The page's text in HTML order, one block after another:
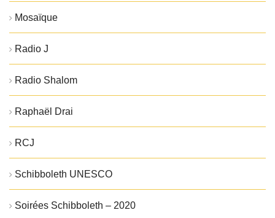
Mosaïque
Radio J
Radio Shalom
Raphaël Drai
RCJ
Schibboleth UNESCO
Soirées Schibboleth – 2020